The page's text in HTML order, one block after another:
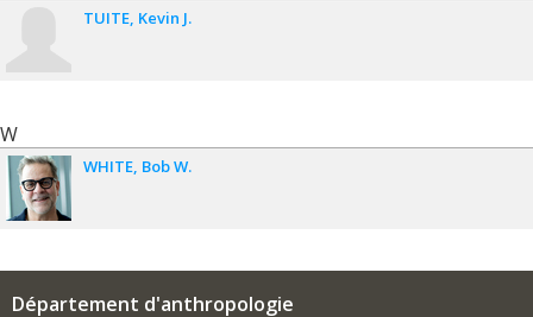
TUITE Kevin J.
W
WHITE Bob W.
Département d'anthropologie